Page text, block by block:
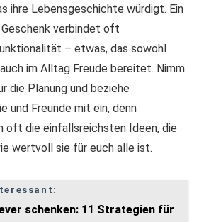
ihre Lebensgeschichte würdigt. Ein
verbindet oft
– etwas, das sowohl
im Alltag Freude bereitet. Nimm
die Planung und beziehe
und Freunde mit ein, denn
oft die einfallsreichsten Ideen, die
wertvoll sie für euch alle ist.
schenken: 11 Strategien für